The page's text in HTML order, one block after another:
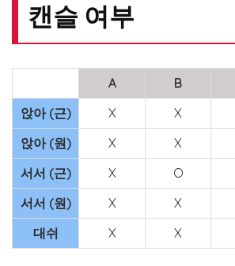
캔슬 여부
A B
앉아 (근)
X X
앉아 (원)
X X
서서 (근)
X O
서서 (원)
X X
대쉬
X X